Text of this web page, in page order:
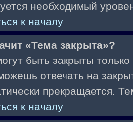
необходимый
к началу
«Тема закрыта»?
быть закрыты
отвечать на
прекращается.
к началу